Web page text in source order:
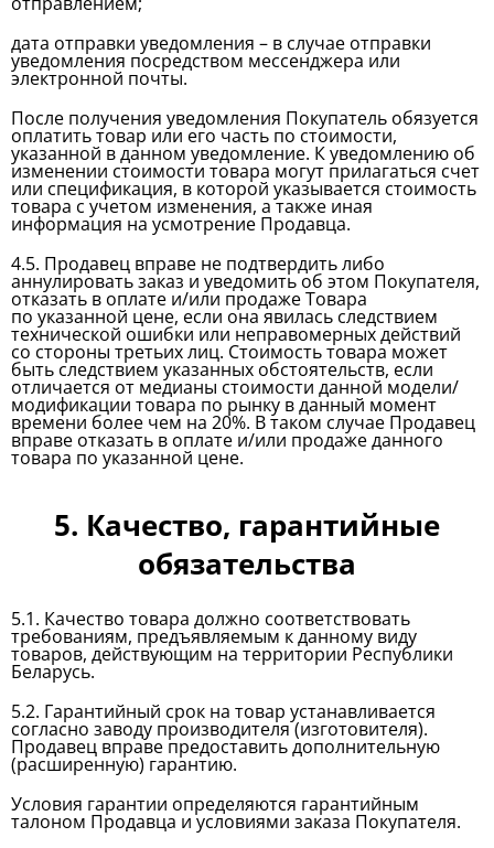
дата отправки уведомления – в случае отправки
уведомления посредством мессенджера или
электронной почты.
После получения уведомления Покупатель обязуется
оплатить товар или его часть по стоимости,
указанной в данном уведомление. К уведомлению об
изменении стоимости товара могут прилагаться счет
или спецификация, в которой указывается стоимость
товара с учетом изменения, а также иная
информация на усмотрение Продавца.
4.5. Продавец вправе не подтвердить либо
аннулировать заказ и уведомить об этом Покупателя,
отказать в оплате и/или продаже Товара
по указанной цене, если она явилась следствием
технической ошибки или неправомерных действий
со стороны третьих лиц. Стоимость товара может
быть следствием указанных обстоятельств, если
отличается от медианы стоимости данной модели/
модификации товара по рынку в данный момент
времени более чем на 20%. В таком случае Продавец
вправе отказать в оплате и/или продаже данного
товара по указанной цене.
5. Качество, гарантийные
обязательства
5.1. Качество товара должно соответствовать
требованиям, предъявляемым к данному виду
товаров, действующим на территории Республики
Беларусь.
5.2. Гарантийный срок на товар устанавливается
согласно заводу производителя (изготовителя).
Продавец вправе предоставить дополнительную
(расширенную) гарантию.
Условия гарантии определяются гарантийным
талоном Продавца и условиями заказа Покупателя.